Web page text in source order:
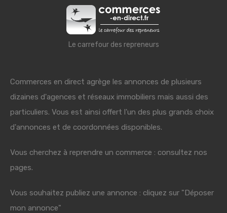
Le carrefour des repreneurs
Commerces en direct agrège les annonces de plusieurs
dizaines d'agences et réseaux immobiliers mais aussi des
particuliers. Vous est ainsi offert l'un des plus grands choix
d'annonces et de coordonnées disponibles.
Vous cherchez à reprendre un commerce : consultez nos
pages.
Vous souhaitez publiez une annonce : cliquez sur "Déposer
mon annonce"